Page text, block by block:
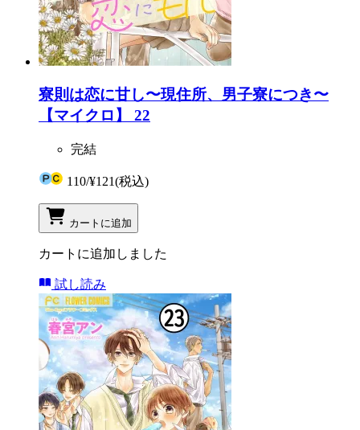
寮則は恋に甘し〜現住所、男子寮につき〜
【マイクロ】 22
完結
110/¥121(税込)
カートに追加
カートに追加しました
試し読み